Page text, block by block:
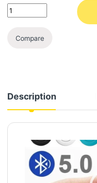
Compare
Description
Video
Player